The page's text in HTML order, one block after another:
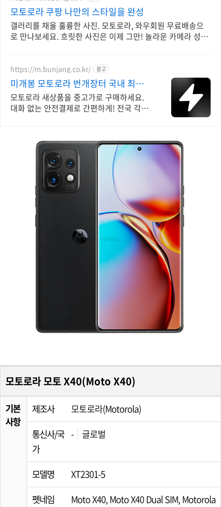
모토로라 쿠팡 나만의 스타일을 완성
갤러리를 채울 훌륭한 사진. 모토로라, 와우회원 무료배송으
로 만나보세요. 흐릿한 사진은 이제 그만! 놀라운 카메라 성능
https://m.bunjang.co.kr/ 광고
미개봉 모토로라 번개장터 국내 최대
브랜드 중고거래
모토로라 새상품을 중고가로 구매하세요.
대화 없는 안전결제로 간편하게! 전국 각지
모토로라 모토 X40(Moto X40)
기본
사항
제조사
모토로라(Motorola)
통신사/국
가
- 글로벌
모델명
XT2301-5
펫네임
Moto X40, Moto X40 Dual SIM, Motorola